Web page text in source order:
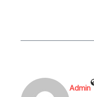
Admin